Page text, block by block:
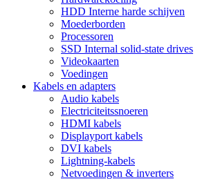
HDD Interne harde schijven
Moederborden
Processoren
SSD Internal solid-state drives
Videokaarten
Voedingen
Kabels en adapters
Audio kabels
Electriciteitssnoeren
HDMI kabels
Displayport kabels
DVI kabels
Lightning-kabels
Netvoedingen & inverters